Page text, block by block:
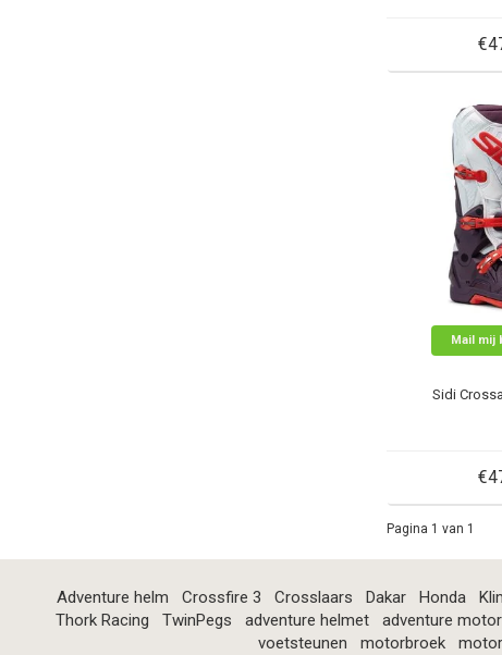
Mail mij
Sidi
Pagina 1 van 1
Adventure helm Crossfire 3 Crosslaars Dakar Honda
Thork Racing
TwinPegs adventure helmet adventure motor
voetsteunen
motorbroek